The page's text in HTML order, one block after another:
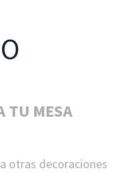
TU MESA
otras decoraciones